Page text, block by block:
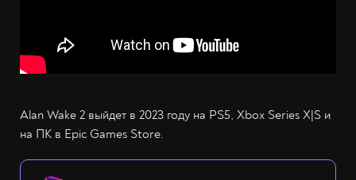
Alan Wake 2 выйдет в 2023 году на PS5, Xbox Series X|S и
на ПК в Epic Games Store.